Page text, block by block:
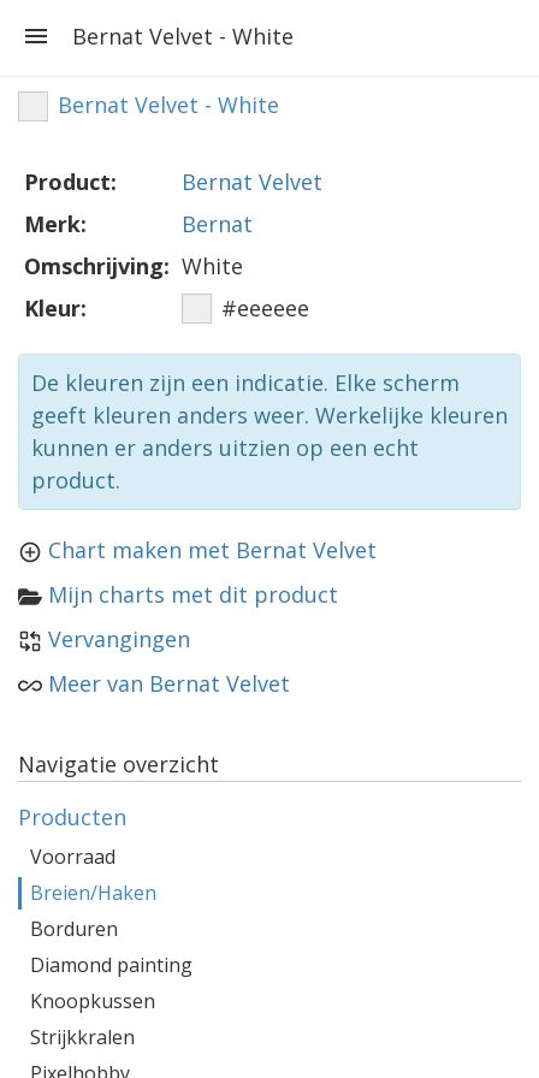
Bernat Velvet - White
Bernat Velvet - White
Product:
Bernat Velvet
Merk:
Bernat
Omschrijving: White
Kleur:
#eeeeee
De kleuren zijn een indicatie. Elke scherm
geeft kleuren anders weer. Werkelijke kleuren
kunnen er anders uitzien op een echt
product.
Chart maken met Bernat Velvet
Mijn charts met dit product
Vervangingen
Meer van Bernat Velvet
Navigatie overzicht
Producten
Voorraad
Breien/Haken
Borduren
Diamond painting
Knoopkussen
Strijkkralen